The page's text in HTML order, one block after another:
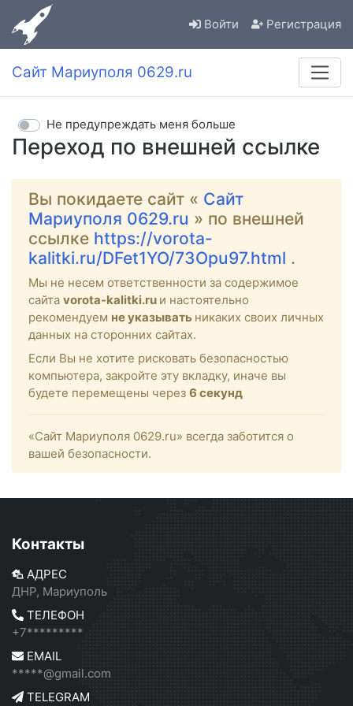
Войти Регистрация
Сайт Мариуполя 0629.ru
Переход по внешней ссылке
Не предупреждать меня больше
Вы покидаете сайт « Сайт
Мариуполя 0629.ru » по внешней
ссылке https://vorota-
kalitki.ru/DFet1YO/73Opu97.html .
Мы не несем ответственности за содержимое
сайта vorota-kalitki.ru и настоятельно
рекомендуем не указывать никаких своих личных
данных на сторонних сайтах.
Если Вы не хотите рисковать безопасностью
компьютера, закройте эту вкладку, иначе вы
будете перемещены через 6 секунд
«Сайт Мариуполя 0629.ru» всегда заботится о
вашей безопасности.
Контакты
АДРЕС
ДНР, Мариуполь
ТЕЛЕФОН
+7*********
EMAIL
*****@gmail.com
TELEGRAM